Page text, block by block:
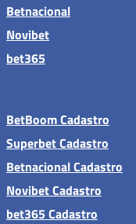
Betnacional
Novibet
bet365
BetBoom Cadastro
Superbet Cadastro
Betnacional Cadastro
Novibet Cadastro
bet365 Cadastro